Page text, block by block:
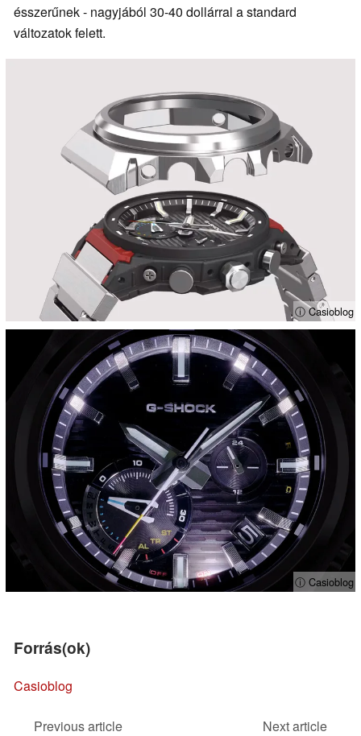
ésszerűnek - nagyjából 30-40 dollárral a standard
változatok felett.
ⓘ Casioblog
ⓘ Casioblog
Forrás(ok)
Casioblog
Previous article
Next article